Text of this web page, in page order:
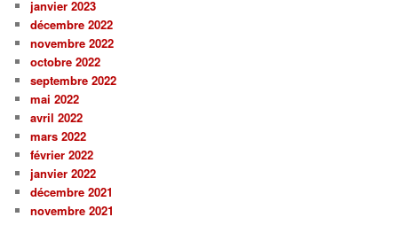
janvier 2023
décembre 2022
novembre 2022
octobre 2022
septembre 2022
mai 2022
avril 2022
mars 2022
février 2022
janvier 2022
décembre 2021
novembre 2021